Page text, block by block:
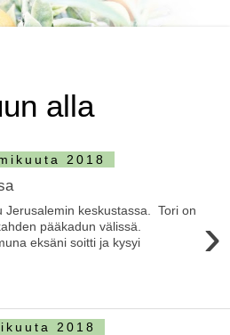
alla
2018
›
Jerusalemin keskustassa. Tori on
pääkadun välissä.
eksäni soitti ja kysyi
2018